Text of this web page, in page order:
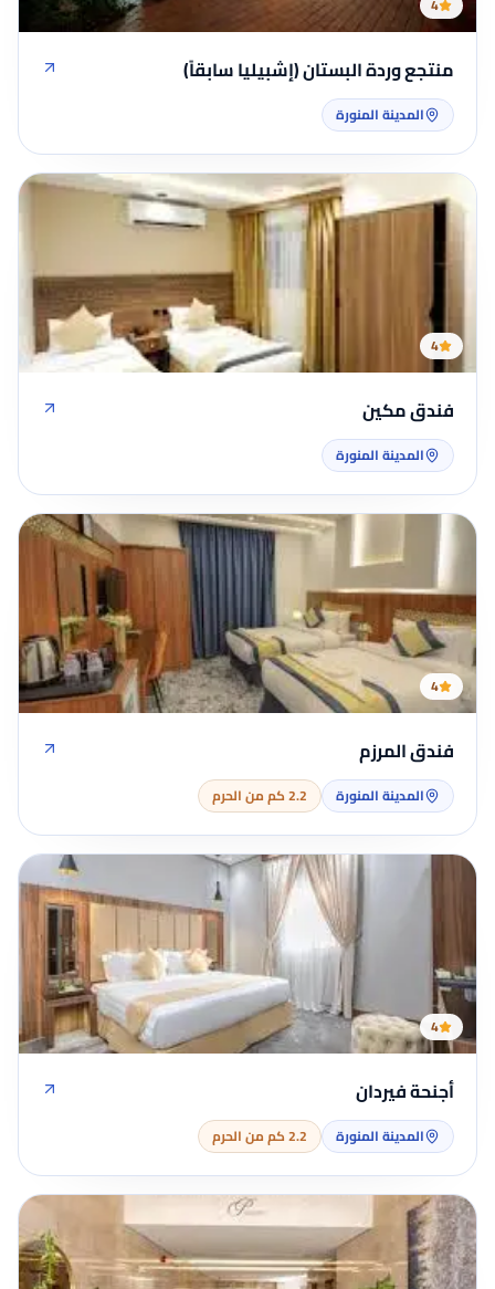
منتجع وردة البستان (إشبيليا سابقاً)
المدينة المنورة
4
فندق مكين
المدينة المنورة
4
فندق المرزم
المدينة المنورة 2.2 كم من الحرم
4
أجنحة فيردان
المدينة المنورة 2.2 كم من الحرم